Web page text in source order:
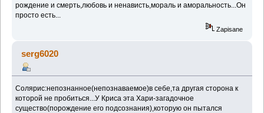
рождение и смерть,любовь и ненависть,мораль и аморальность...Он
просто есть...
Zapisane
serg6020
Солярис:непознанное(непознаваемое)в себе,та другая сторона к
которой не пробиться...У Криса эта Хари-загадочное
существо(порождение его подсознания),которую он пытался